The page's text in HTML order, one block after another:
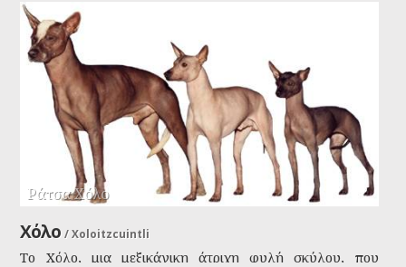
σπίτς αν και έχει και άλλες διασταυρώσεις στο αίμα του
και στην μορφολογία του. Είναι ένα μεσαίου μεγέθους
σκυλί με μεταξένιο τρίχωμα και στριφογυριστή ουρά.
Ράτσα Χόλο
Χόλο /Xoloitzcuintli
Το Χόλο, μια μεξικάνικη άτριχη φυλή σκύλου, που